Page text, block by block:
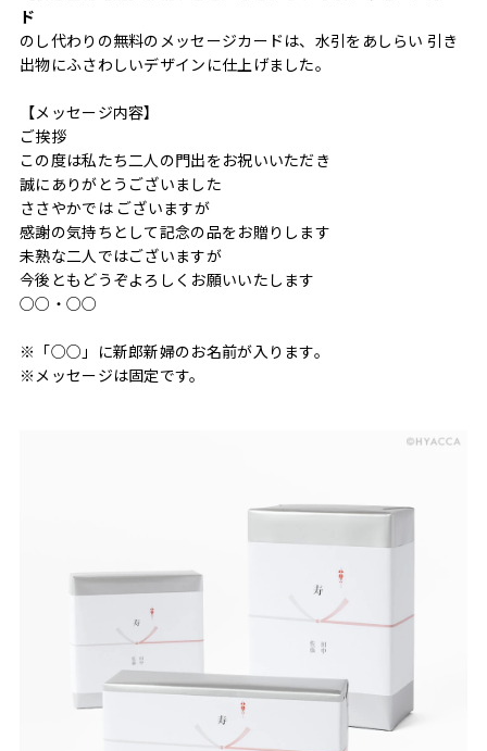
ド
のし代わりの無料のメッセージカードは、水引をあしらい 引き
出物にふさわしいデザインに仕上げました。
【メッセージ内容】
ご挨拶
この度は私たち二人の門出をお祝いいただき
誠にありがとうございました
ささやかでは ございますが
感謝の気持ちとして記念の品をお贈りします
未熟な二人ではございますが
今後ともどうぞよろしくお願いいたします
○○・○○
※「○○」に新郎新婦のお名前が入ります。
※メッセージは固定です。